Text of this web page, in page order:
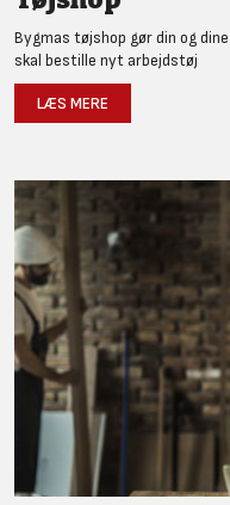
Bygmas tøjshop gør din og
skal bestille nyt arbejdstøj
LÆS MERE